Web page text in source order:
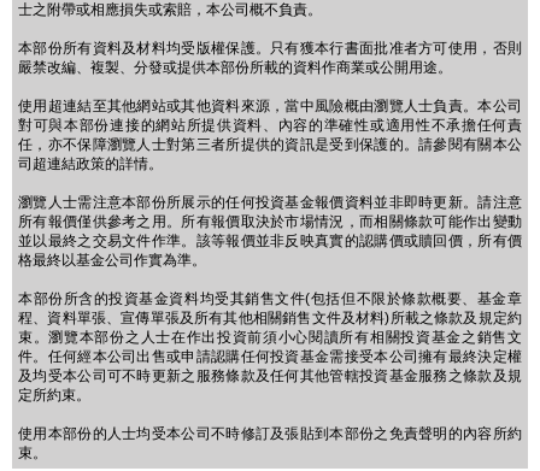
士之附帶或相應損失或索賠，本公司概不負責。
本部份所有資料及材料均受版權保護。只有獲本行書面批准者方可使用，否則
嚴禁改編、複製、分發或提供本部份所載的資料作商業或公開用途。
使用超連結至其他網站或其他資料來源，當中風險概由瀏覽人士負責。本公司
對可與本部份連接的網站所提供資料、內容的準確性或適用性不承擔任何責
任，亦不保障瀏覽人士對第三者所提供的資訊是受到保護的。請參閱有關本公
司超連結政策的詳情。
瀏覽人士需注意本部份所展示的任何投資基金報價資料並非即時更新。請注意
所有報價僅供參考之用。所有報價取決於市場情況，而相關條款可能作出變動
並以最終之交易文件作準。該等報價並非反映真實的認購價或贖回價，所有價
格最終以基金公司作實為準。
本部份所含的投資基金資料均受其銷售文件(包括但不限於條款概要、基金章
程、資料單張、宣傳單張及所有其他相關銷售文件及材料)所載之條款及規定約
束。瀏覽本部份之人士在作出投資前須小心閱讀所有相關投資基金之銷售文
件。任何經本公司出售或申請認購任何投資基金需接受本公司擁有最終決定權
及均受本公司可不時更新之服務條款及任何其他管轄投資基金服務之條款及規
定所約束。
使用本部份的人士均受本公司不時修訂及張貼到本部份之免責聲明的內容所約
束。